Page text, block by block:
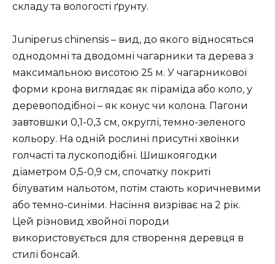
складу та вологості ґрунту.
Juniperus chinensis – вид, до якого відносяться
однодомні та дводомні чагарники та дерева з
максимальною висотою 25 м. У чагарникової
форми крона виглядає як піраміда або коло, у
деревоподібної – як конус чи колона. Пагони
завтовшки 0,1-0,3 см, округлі, темно-зеленого
кольору. На одній рослині присутні хвоїнки
голчасті та лускоподібні. Шишкоягодки
діаметром 0,5-0,9 см, спочатку покриті
білуватим нальотом, потім стають коричневими
або темно-синіми. Насіння визріває на 2 рік.
Цей різновид хвойної породи
використовується для створення деревця в
стилі бонсай.